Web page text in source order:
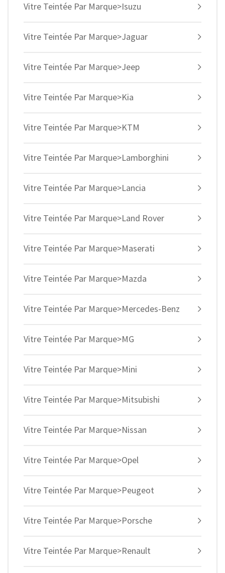
Vitre Teintée Par Marque>Isuzu
Vitre Teintée Par Marque>Jaguar
Vitre Teintée Par Marque>Jeep
Vitre Teintée Par Marque>Kia
Vitre Teintée Par Marque>KTM
Vitre Teintée Par Marque>Lamborghini
Vitre Teintée Par Marque>Lancia
Vitre Teintée Par Marque>Land Rover
Vitre Teintée Par Marque>Maserati
Vitre Teintée Par Marque>Mazda
Vitre Teintée Par Marque>Mercedes-Benz
Vitre Teintée Par Marque>MG
Vitre Teintée Par Marque>Mini
Vitre Teintée Par Marque>Mitsubishi
Vitre Teintée Par Marque>Nissan
Vitre Teintée Par Marque>Opel
Vitre Teintée Par Marque>Peugeot
Vitre Teintée Par Marque>Porsche
Vitre Teintée Par Marque>Renault